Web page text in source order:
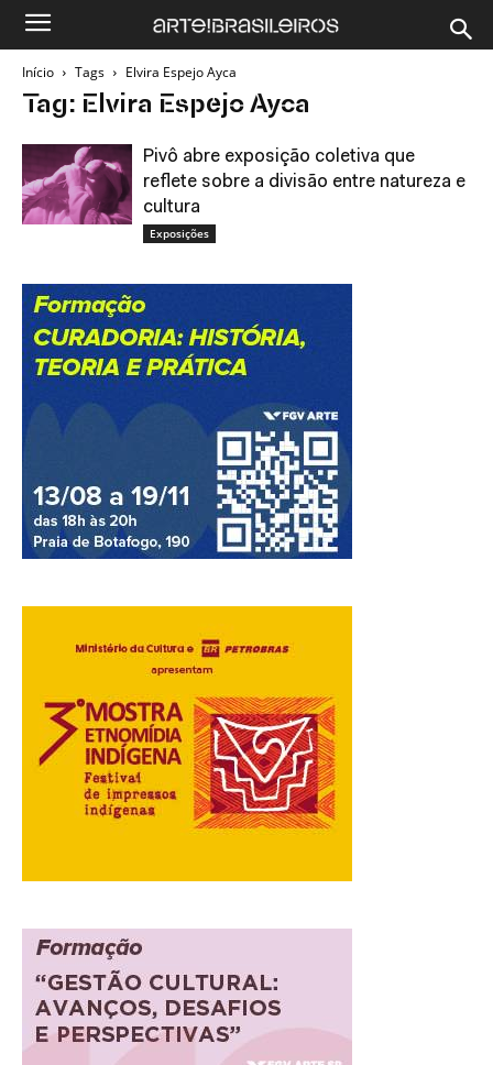
Início Tags Elvira Espejo Ayca
Tag: Elvira Espejo Ayca
Pivô abre exposição coletiva que
reflete sobre a divisão entre natureza e
cultura
Exposições